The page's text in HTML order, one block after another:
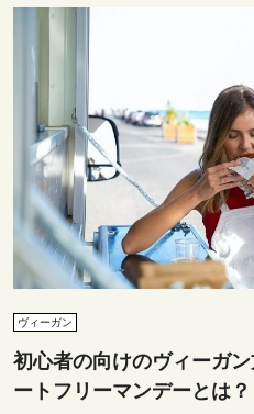
ヴィーガン
初心者の向けのヴィーガ
ートフリーマンデーとは？